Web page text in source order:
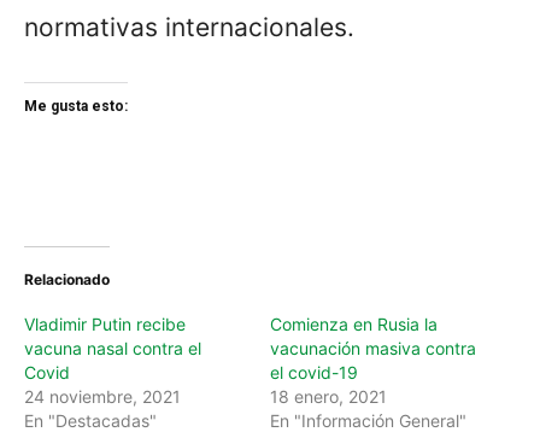
normativas internacionales.
Me gusta esto:
Relacionado
Vladimir Putin recibe
vacuna nasal contra el
Covid
24 noviembre, 2021
En "Destacadas"
Comienza en Rusia la
vacunación masiva contra
el covid-19
18 enero, 2021
En "Información General"